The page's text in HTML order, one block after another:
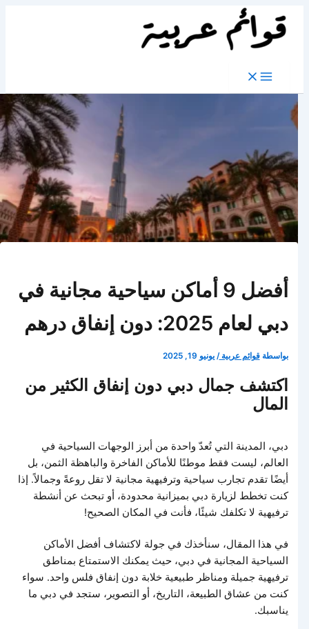
تخطي
أفضل 9 أماكن سياحية مجانية في
دبي لعام 2025: دون إنفاق درهم
بواسطة قوائم عربية/يونيو 19, 2025
اكتشف جمال دبي دون إنفاق الكثير من
المال
دبي، المدينة التي تُعدّ واحدة من أبرز الوجهات السياحية في
العالم، ليست فقط موطنًا للأماكن الفاخرة والباهظة الثمن، بل
أيضًا تقدم تجارب سياحية وترفيهية مجانية لا تقل روعةً وجمالاً. إذا
كنت تخطط لزيارة دبي بميزانية محدودة، أو تبحث عن أنشطة
ترفيهية لا تكلفك شيئًا، فأنت في المكان الصحيح!
في هذا المقال، سنأخذك في جولة لاكتشاف أفضل الأماكن
السياحية المجانية في دبي، حيث يمكنك الاستمتاع بمناطق
ترفيهية جميلة ومناظر طبيعية خلابة دون إنفاق فلس واحد. سواء
كنت من عشاق الطبيعة، التاريخ، أو التصوير، ستجد في دبي ما
يناسبك.